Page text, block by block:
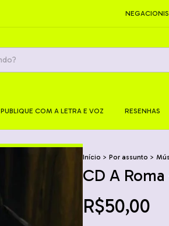
NEGACIONISMO
PUBLIQUE COM A LETRA E VOZ RESENHAS
Início > Por assunto >
CD A
R$50,00